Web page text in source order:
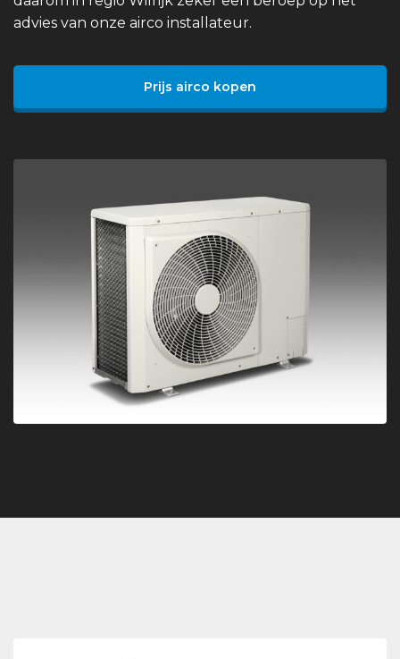
advies van onze airco installateur.
Prijs airco kopen